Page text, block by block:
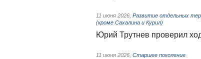
11 июня 2026 Развитие отдельных
(кроме Сахалина и Курил)
Юрий Трутнев проверил
11 июня 2026 Старшее поколение